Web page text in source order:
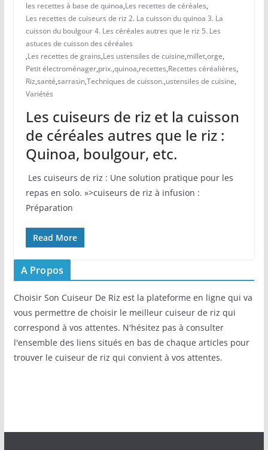
les recettes à base de quinoa,Les recettes de céréales,
Les recettes de cuiseurs de riz 2. La cuisson du quinoa 3. La
cuisson du boulgour 4. Les céréales autres que le riz 5. Les
astuces de cuisson des céréales
,Les recettes de grains,Les ustensiles de cuisine,millet,orge,
Petit électroménager,prix.,quinoa,recettes,Recettes céréalières,
Riz,santé,sarrasin,Techniques de cuisson.,ustensiles de cuisine,
Variétés
Les cuiseurs de riz et la cuisson
de céréales autres que le riz :
Quinoa, boulgour, etc.
​ Les cuiseurs de riz : Une solution pratique pour les
repas en solo. »>cuiseurs de riz à infusion :
Préparation
Read More
A Propos
Choisir Son Cuiseur De Riz est la plateforme en ligne qui va
vous permettre de choisir le meilleur cuiseur de riz qui
correspond à vos attentes. N'hésitez pas à consulter
l'ensemble des liens situés en bas de chaque articles pour
trouver le cuiseur de riz qui convient à vos attentes.